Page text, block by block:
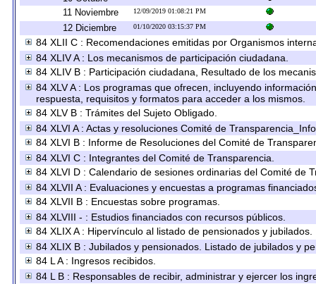
11 Noviembre 12/09/2019 01:08:21 PM
12 Diciembre 01/10/2020 03:15:37 PM
84 XLII C : Recomendaciones emitidas por Organismos
84 XLIV A : Los mecanismos de participación ciudadana.
84 XLIV B : Participación ciudadana, Resultado de los
84 XLV A : Los programas que ofrecen, incluyendo
respuesta, requisitos y formatos para acceder a los mismos.
84 XLV B : Trámites del Sujeto Obligado.
84 XLVI A : Actas y resoluciones Comité de
84 XLVI B : Informe de Resoluciones del Comité de
84 XLVI C : Integrantes del Comité de Transparencia.
84 XLVI D : Calendario de sesiones ordinarias del Comité de
84 XLVII A : Evaluaciones y encuestas a programas
84 XLVII B : Encuestas sobre programas.
84 XLVIII - : Estudios financiados con recursos públicos.
84 XLIX A : Hipervínculo al listado de pensionados y jubilados.
84 XLIX B : Jubilados y pensionados. Listado de jubilados y
84 L A : Ingresos recibidos.
84 L B : Responsables de recibir, administrar y ejercer los